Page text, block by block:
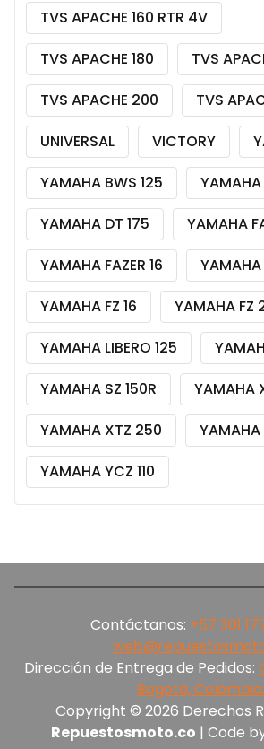
TVS APACHE 160 RTR 4V
TVS APACHE 180
TVS
TVS APACHE 200
TVS
UNIVERSAL
VICTORY
YAMAHA BWS 125
YAMAHA
YAMAHA DT 175
YAMAHA
YAMAHA FAZER 16
YAMAHA FZ 16
YAMAHA FZ
YAMAHA LIBERO 125
YAMAHA SZ 150R
YAMAHA
YAMAHA XTZ 250
YAMAHA
YAMAHA YCZ 110
Contáctanos: +57 301
Dirección de Entrega de Pedidos:
Bogotá, Colombia.
Copyright © 2026 Derechos
Repuestosmoto.co | Code